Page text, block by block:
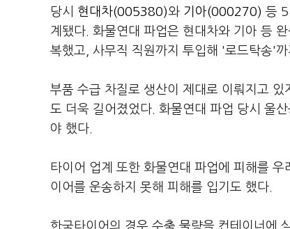
당시 현대차(005380)와 기아(000270) 등
계됐다. 화물연대 파업은 현대차와 기아 등
복했고, 사무직 직원까지 투입해 '로드탁송'까
부품 수급 차질로 생산이 제대로 이뤄지고
도 더욱 길어졌었다. 화물연대 파업 당시 울
야 했다.
타이어 업계 또한 화물연대 파업에 피해를
이어를 운송하지 못해 피해를 입기도 했다.
한국타이어의 경우 수출 물량을 컨테이너에